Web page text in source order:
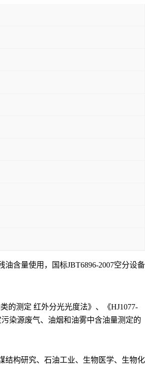
含量使用，国标JBT6896-2007空分设备
的测定 红外分光光度法》、《HJ1077-
染源废气、油烟和油雾中含油量测定的
结构研究、石油工业、生物医学、生物化